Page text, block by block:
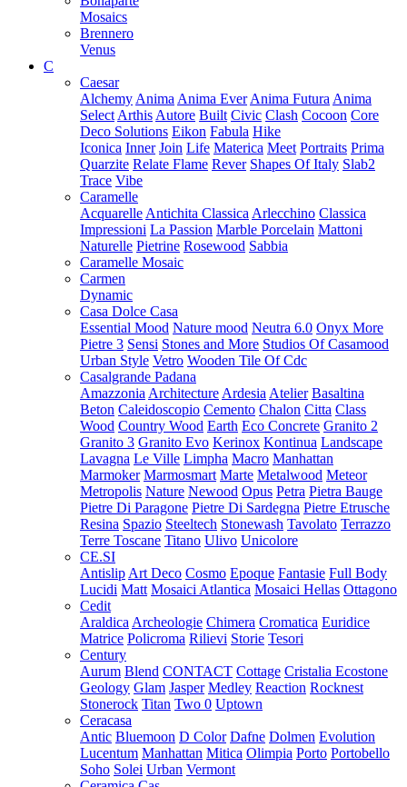
Mosaics
Brennero
Venus
C
Caesar
Alchemy Anima Anima Ever Anima Futura Anima
Select Arthis Autore Built Civic Clash Cocoon Core
Deco Solutions Eikon Fabula Hike
Iconica Inner Join Life Materica Meet Portraits Prima
Quarzite Relate Flame Rever Shapes Of Italy Slab2
Trace Vibe
Caramelle
Acquarelle Antichita Classica Arlecchino Classica
Impressioni La Passion Marble Porcelain Mattoni
Naturelle Pietrine Rosewood Sabbia
Caramelle Mosaic
Carmen
Dynamic
Casa Dolce Casa
Essential Mood Nature mood Neutra 6.0 Onyx More
Pietre 3 Sensi Stones and More Studios Of Casamood
Urban Style Vetro Wooden Tile Of Cdc
Casalgrande Padana
Amazzonia Architecture Ardesia Atelier Basaltina
Beton Caleidoscopio Cemento Chalon Citta Class
Wood Country Wood Earth Eco Concrete Granito 2
Granito 3 Granito Evo Kerinox Kontinua Landscape
Lavagna Le Ville Limpha Macro Manhattan
Marmoker Marmosmart Marte Metalwood Meteor
Metropolis Nature Newood Opus Petra Pietra Bauge
Pietre Di Paragone Pietre Di Sardegna Pietre Etrusche
Resina Spazio Steeltech Stonewash Tavolato Terrazzo
Terre Toscane Titano Ulivo Unicolore
CE.SI
Antislip Art Deco Cosmo Epoque Fantasie Full Body
Lucidi Matt Mosaici Atlantica Mosaici Hellas Ottagono
Cedit
Araldica Archeologie Chimera Cromatica Euridice
Matrice Policroma Rilievi Storie Tesori
Century
Aurum Blend CONTACT Cottage Cristalia Ecostone
Geology Glam Jasper Medley Reaction Rocknest
Stonerock Titan Two 0 Uptown
Ceracasa
Antic Bluemoon D Color Dafne Dolmen Evolution
Lucentum Manhattan Mitica Olimpia Porto Portobello
Soho Solei Urban Vermont